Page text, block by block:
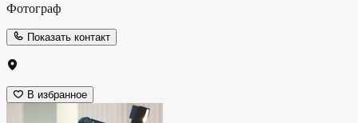
Фотограф
Показать контакт
В избранное